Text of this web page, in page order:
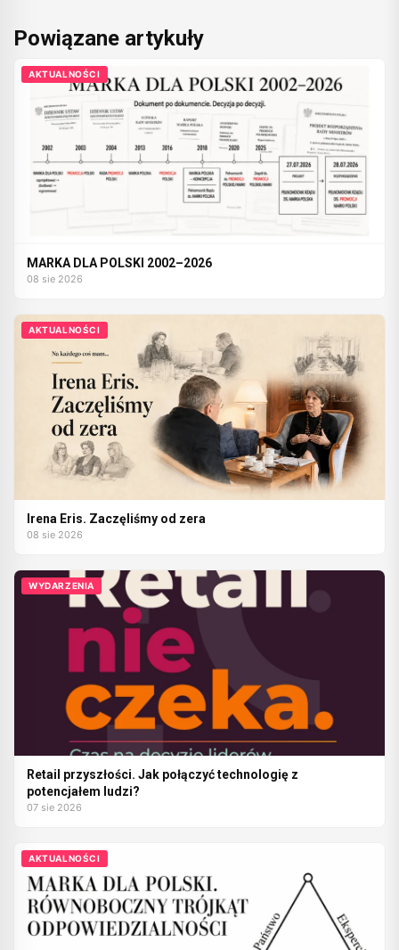
Powiązane artykuły
AKTUALNOŚCI
MARKA DLA POLSKI 2002–2026
08 sie 2026
AKTUALNOŚCI
Irena Eris. Zaczęliśmy od zera
08 sie 2026
WYDARZENIA
Retail przyszłości. Jak połączyć technologię z
potencjałem ludzi?
07 sie 2026
AKTUALNOŚCI